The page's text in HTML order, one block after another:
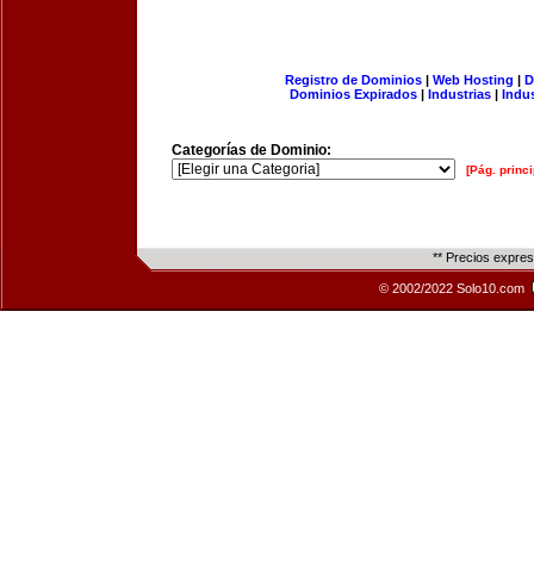
Registro de Dominios| Web Hosting |
Dominios Expirados | Industrias |
Categorías de Dominio:
[Pág.
** Precios
© 2002/2022 Solo10.com